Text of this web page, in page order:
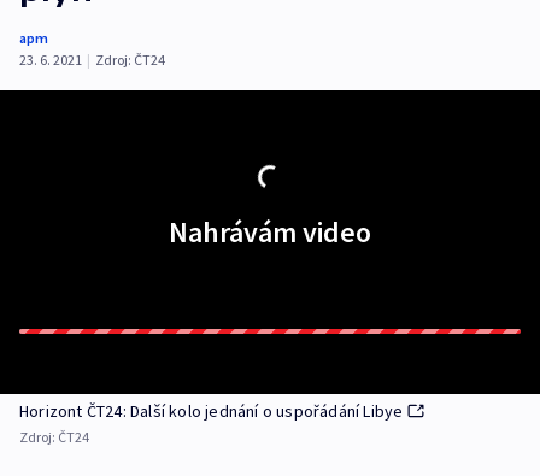
apm
23. 6. 2021 | Zdroj: ČT24
Nahrávám video
Horizont ČT24: Další kolo jednání o uspořádání Libye
Zdroj: ČT24